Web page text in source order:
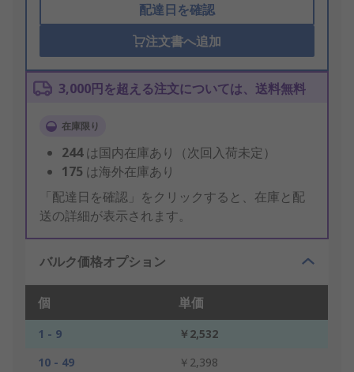
配達日を確認
注文書へ追加
3,000円を超える注文については、送料無料
在庫限り
244は国内在庫あり（次回入荷未定）
175 は海外在庫あり
「配達日を確認」をクリックすると、在庫と配
送の詳細が表示されます。
バルク価格オプション
個 単価
1 - 9
￥2,532
10 - 49
￥2,398